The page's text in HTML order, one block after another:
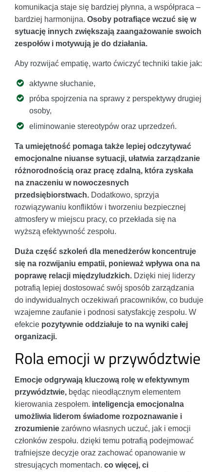
komunikacja staje się bardziej płynna, a współpraca –
bardziej harmonijna. Osoby potrafiące wczuć się w
sytuację innych zwiększają zaangażowanie swoich
zespołów i motywują je do działania.
Aby rozwijać empatię, warto ćwiczyć techniki takie jak:
aktywne słuchanie,
próba spojrzenia na sprawy z perspektywy drugiej
osoby,
eliminowanie stereotypów oraz uprzedzeń.
Ta umiejętność pomaga także lepiej odczytywać
emocjonalne niuanse sytuacji, ułatwia zarządzanie
różnorodnością oraz pracę zdalną, która zyskała
na znaczeniu w nowoczesnych
przedsiębiorstwach. Dodatkowo, sprzyja
rozwiązywaniu konfliktów i tworzeniu bezpiecznej
atmosfery w miejscu pracy, co przekłada się na
wyższą efektywność zespołu.
Duża część szkoleń dla menedżerów koncentruje
się na rozwijaniu empatii, ponieważ wpływa ona na
poprawę relacji międzyludzkich. Dzięki niej liderzy
potrafią lepiej dostosować swój sposób zarządzania
do indywidualnych oczekiwań pracowników, co buduje
wzajemne zaufanie i podnosi satysfakcję zespołu. W
efekcie pozytywnie oddziałuje to na wyniki całej
organizacji.
Rola emocji w przywództwie
Emocje odgrywają kluczową rolę w efektywnym
przywództwie, będąc nieodłącznym elementem
kierowania zespołem. inteligencja emocjonalna
umożliwia liderom świadome rozpoznawanie i
zrozumienie zarówno własnych uczuć, jak i emocji
członków zespołu. dzięki temu potrafią podejmować
trafniejsze decyzje oraz zachować opanowanie w
stresujących momentach. co więcej, ci